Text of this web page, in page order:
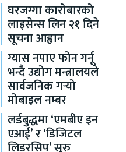
घरजग्गा कारोबारको
लाइसेन्स लिन २१ दिने
सूचना आह्वान
ग्यास नपाए फोन गर्नू
भन्दै उद्योग मन्त्रालयले
सार्वजनिक गर्‍यो
मोबाइल नम्बर
लर्डबुद्धमा ‘एमबीए इन
एआई’ र ‘डिजिटल